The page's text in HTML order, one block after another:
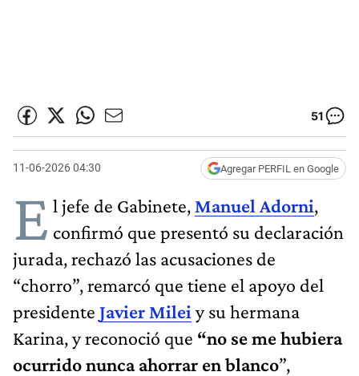
51
11-06-2026 04:30 Agregar PERFIL en Google
E l jefe de Gabinete, Manuel Adorni,
confirmó que presentó su declaración
jurada, rechazó las acusaciones de
“chorro”, remarcó que tiene el apoyo del
presidente Javier Milei y su hermana
Karina, y reconoció que “no se me hubiera
ocurrido nunca ahorrar en blanco”,